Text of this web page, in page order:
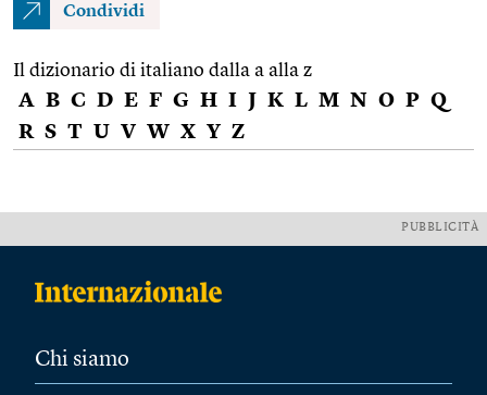
Condividi
Il dizionario di italiano dalla a alla z
A B C D E F G H I J K L M N O P Q
R S T U V W X Y Z
PUBBLICITÀ
Chi siamo